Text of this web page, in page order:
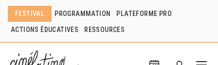
FESTIVAL PROGRAMMATION PLATEFORME PRO
ACTIONS ÉDUCATIVES RESSOURCES